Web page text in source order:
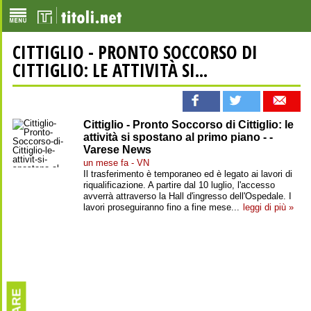
CITTIGLIO - PRONTO SOCCORSO DI
CITTIGLIO: LE ATTIVITÀ SI...
Cittiglio - Pronto Soccorso di Cittiglio: le
attività si spostano al primo piano - -
Varese News
un mese fa - VN
Il trasferimento è temporaneo ed è legato ai lavori di
riqualificazione. A partire dal 10 luglio, l'accesso
avverrà attraverso la Hall d'ingresso dell'Ospedale. I
lavori proseguiranno fino a fine mese... leggi di più »